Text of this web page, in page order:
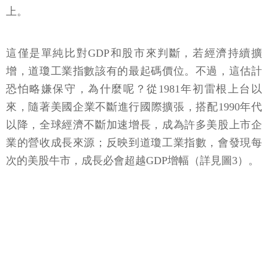
上。
這僅是單純比對GDP和股市來判斷，若經濟持續擴
增，道瓊工業指數該有的最起碼價位。不過，這估計
恐怕略嫌保守，為什麼呢？從1981年初雷根上台以
來，隨著美國企業不斷進行國際擴張，搭配1990年代
以降，全球經濟不斷加速增長，成為許多美股上市企
業的營收成長來源；反映到道瓊工業指數，會發現每
次的美股牛市，成長必會超越GDP增幅（詳見圖3）。